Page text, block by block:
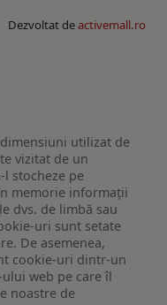
Dezvoltat deactivemall.ro
utilizat de
vizitat de un
stocheze pe
memorie informații
dvs. de limbă sau
uri sunt setate
De asemenea,
cookie-uri dintr-un
web pe care îl
noastre de